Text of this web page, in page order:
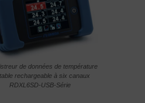
de données de température
rechargeable à six canaux
RDXL6SD-USB-Série